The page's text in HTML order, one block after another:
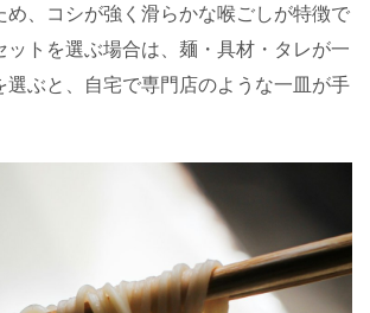
め、コシが強く滑らかな喉ごしが特徴で
ットを選ぶ場合は、麺・具材・タレが一
選ぶと、自宅で専門店のような一皿が手